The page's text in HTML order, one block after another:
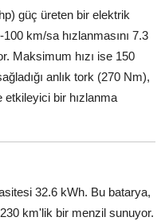
güç üreten bir elektrik
km/sa hızlanmasını 7.3
Maksimum hızı ise 150
anlık tork (270 Nm),
etkileyici bir hızlanma
32.6 kWh. Bu batarya,
km'lik bir menzil sunuyor.